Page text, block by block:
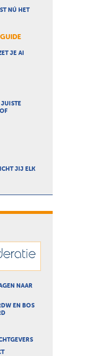
NÚ HET
JE AI
JUISTE
JIJ ELK
NAAR
EN BOS